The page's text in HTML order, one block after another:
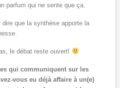
parfum qui ne sente que ça.
que la synthèse apporte la
le débat reste ouvert!
qui communiquent sur les
vous eu déjà affaire à un(e)